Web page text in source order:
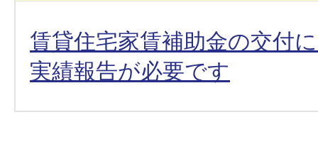
賃貸住宅家賃補助金の交付
実績報告が必要です